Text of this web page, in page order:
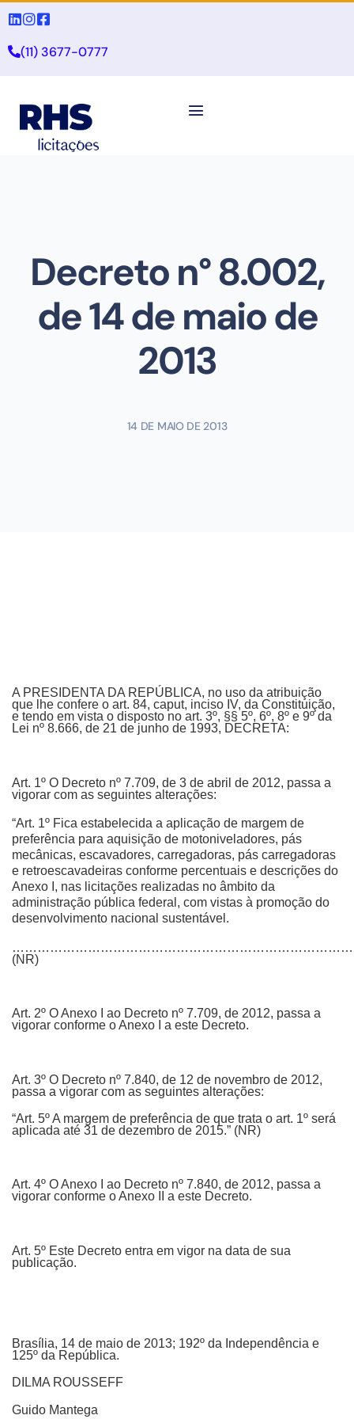
(11) 3677-0777
Decreto n° 8.002,
de 14 de maio de
2013
14 DE MAIO DE 2013
A PRESIDENTA DA REPÚBLICA, no uso da atribuição
que lhe confere o art. 84, caput, inciso IV, da Constituição,
e tendo em vista o disposto no art. 3º, §§ 5º, 6º, 8º e 9º da
Lei nº 8.666, de 21 de junho de 1993, DECRETA:
Art. 1º O Decreto nº 7.709, de 3 de abril de 2012, passa a
vigorar com as seguintes alterações:
“Art. 1º Fica estabelecida a aplicação de margem de
preferência para aquisição de motoniveladores, pás
mecânicas, escavadores, carregadoras, pás carregadoras
e retroescavadeiras conforme percentuais e descrições do
Anexo I, nas licitações realizadas no âmbito da
administração pública federal, com vistas à promoção do
desenvolvimento nacional sustentável.
(NR)
Art. 2º O Anexo I ao Decreto nº 7.709, de 2012, passa a
vigorar conforme o Anexo I a este Decreto.
Art. 3º O Decreto nº 7.840, de 12 de novembro de 2012,
passa a vigorar com as seguintes alterações:
“Art. 5º A margem de preferência de que trata o art. 1º será
aplicada até 31 de dezembro de 2015.” (NR)
Art. 4º O Anexo I ao Decreto nº 7.840, de 2012, passa a
vigorar conforme o Anexo II a este Decreto.
Art. 5º Este Decreto entra em vigor na data de sua
publicação.
Brasília, 14 de maio de 2013; 192º da Independência e
125º da República.
DILMA ROUSSEFF
Guido Mantega